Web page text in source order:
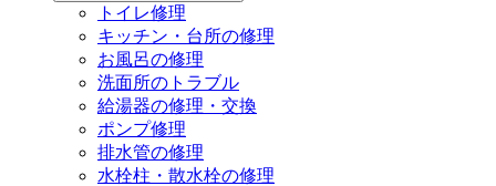
トイレ修理
キッチン・台所の修理
お風呂の修理
洗面所のトラブル
給湯器の修理・交換
ポンプ修理
排水管の修理
水栓柱・散水栓の修理